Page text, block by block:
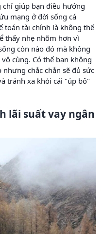
chỉ giúp bạn điều hướng
mạng ở đời sống cá
toán tài chính là không thể
thấy nhẹ nhõm hơn vì
còn nào đó mà không
cùng. Có thể bạn không
chắc chắn sẽ đủ sức
tránh xa khỏi cái "úp bô"
lãi suất vay ngân